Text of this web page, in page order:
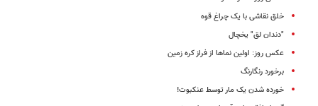
خلق نقاشی با یک چراغ قوه
"دندان لق" یخچال
عکس روز: اولین نماها از فراز کره زمین
برخورد رنگارنگ
خورده شدن یک مار توسط عنکبوت!